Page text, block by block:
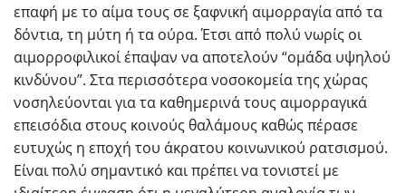
επαφή με το αίμα τους σε ξαφνική αιμορραγία από τα
δόντια, τη μύτη ή τα ούρα. Έτσι από πολύ νωρίς οι
αιμορροφιλικοί έπαψαν να αποτελούν “ομάδα υψηλού
κινδύνου”. Στα περισσότερα νοσοκομεία της χώρας
νοσηλεύονται για τα καθημερινά τους αιμορραγικά
επεισόδια στους κοινούς θαλάμους καθώς πέρασε
ευτυχώς η εποχή του άκρατου κοινωνικού ρατσισμού.
Είναι πολύ σημαντικό και πρέπει να τονιστεί με